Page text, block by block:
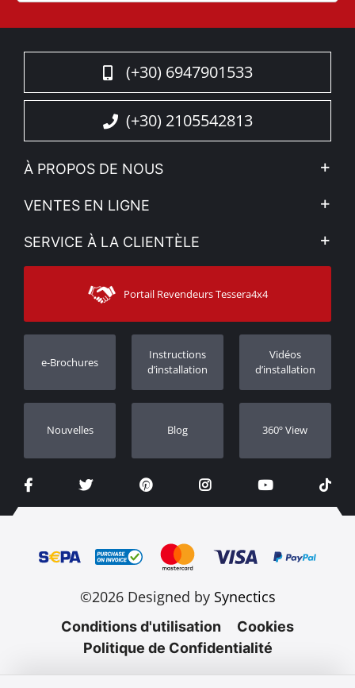
(+30) 6947901533
(+30) 2105542813
À PROPOS DE NOUS
L'entreprise
Voir nos actualités
Sitemap
VENTES EN LIGNE
Mon compte
Moyens d’expédition
SERVICE À LA CLIENTÈLE
Contacter
Assistance aux clients
Suivi des commandes
Concessionnaires
Portail Revendeurs Tessera4x4
e-Brochures
Instructions
d’installation
Vidéos
d’installation
Nouvelles Blog 360º View
©2026 Designed by Synectics
Conditions d'utilisation
Cookies
Politique de Confidentialité